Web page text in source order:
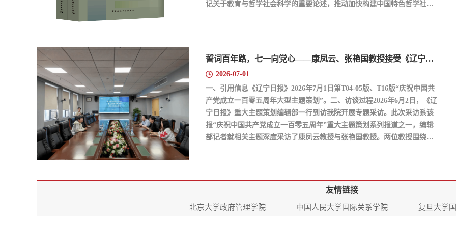
记关于教育与哲学社会科学的重要论述，推动加快构建中国特色哲学社会
誓词百年路，七一向党心——康凤云、张艳国教授接受《辽宁日报》“庆祝中国共产党...
2026-07-01
一、引用信息《辽宁日报》2026年7月1日第T04-05版、T16版“庆祝中国共
产党成立一百零五周年大型主题策划”。二、访谈过程2026年6月2日，《辽
宁日报》重大主题策划编辑部一行到访我院开展专题采访。此次采访系该
报“庆祝中国共产党成立一百零五周年”重大主题策划系列报道之一，编辑
部记者就相关主题深度采访了康凤云教授与张艳国教授。两位教授围绕入
友情链接
北京大学政府管理学院 中国人民大学国际关系学院 复旦大学